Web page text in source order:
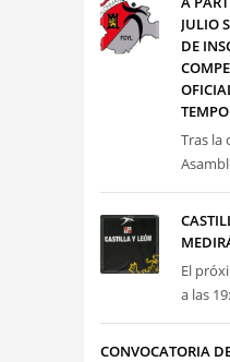
JULIO
DE
Tras la
El
a las
CONVOCATORIA